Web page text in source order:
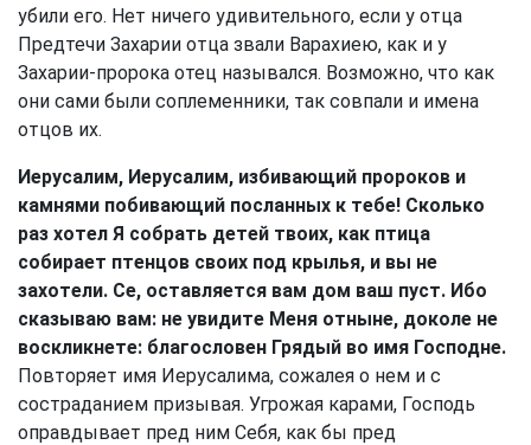
убили его. Нет ничего удивительного, если у отца
Предтечи Захарии отца звали Варахиею, как и у
Захарии-пророка отец назывался. Возможно, что как
они сами были соплеменники, так совпали и имена
отцов их.
Иерусалим, Иерусалим, избивающий пророков и
камнями побивающий посланных к тебе! Сколько
раз хотел Я собрать детей твоих, как птица
собирает птенцов своих под крылья, и вы не
захотели. Се, оставляется вам дом ваш пуст. Ибо
сказываю вам: не увидите Меня отныне, доколе не
воскликнете: благословен Грядый во имя Господне.
Повторяет имя Иерусалима, сожалея о нем и с
состраданием призывая. Угрожая карами, Господь
оправдывает пред ним Себя, как бы пред